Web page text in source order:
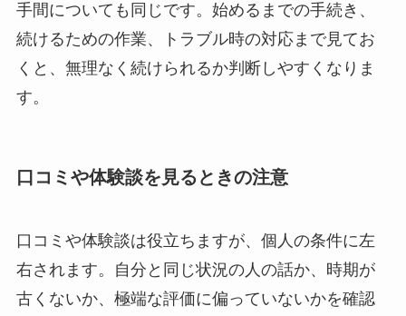
手間についても同じです。始めるまでの手続き、
続けるための作業、トラブル時の対応まで見てお
くと、無理なく続けられるか判断しやすくなりま
す。
口コミや体験談を見るときの注意
口コミや体験談は役立ちますが、個人の条件に左
右されます。自分と同じ状況の人の話か、時期が
古くないか、極端な評価に偏っていないかを確認